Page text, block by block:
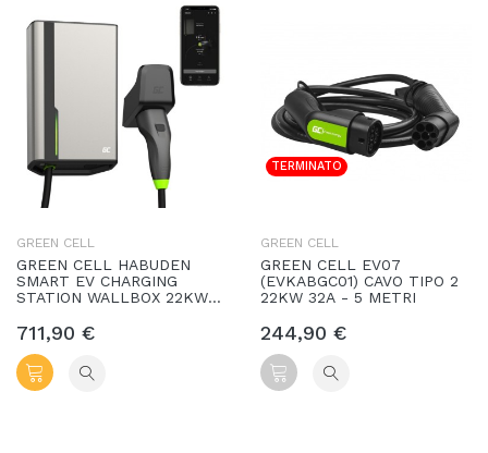
GREEN CELL
GREEN CELL HABUDEN
SMART EV CHARGING
STATION WALLBOX 22KW
711,90 €
TERMINATO
GREEN CELL
GREEN CELL EV07
(EVKABGC01) CAVO TIPO 2
22KW 32A - 5 METRI
244,90 €